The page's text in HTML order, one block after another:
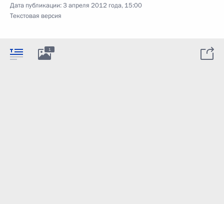
Дата публикации:3 апреля 2012 года, 15:00
Текстовая версия
1